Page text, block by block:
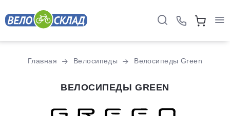
Главная Велосипеды Велосипеды Green
ВЕЛОСИПЕДЫ GREEN